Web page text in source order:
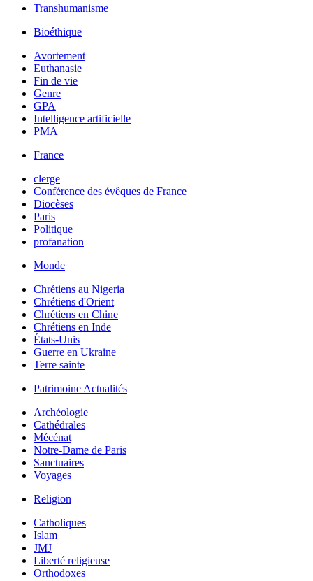
Transhumanisme
Bioéthique
Avortement
Euthanasie
Fin de vie
Genre
GPA
Intelligence artificielle
PMA
France
clerge
Conférence des évêques de France
Diocèses
Paris
Politique
profanation
Monde
Chrétiens au Nigeria
Chrétiens d'Orient
Chrétiens en Chine
Chrétiens en Inde
États-Unis
Guerre en Ukraine
Terre sainte
Patrimoine Actualités
Archéologie
Cathédrales
Mécénat
Notre-Dame de Paris
Sanctuaires
Voyages
Religion
Catholiques
Islam
JMJ
Liberté religieuse
Orthodoxes